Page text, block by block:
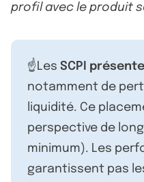
profil avec le produit
☝️Les SCPI
notamment de
liquidité. Ce
perspective de
minimum). Les
garantissent pas